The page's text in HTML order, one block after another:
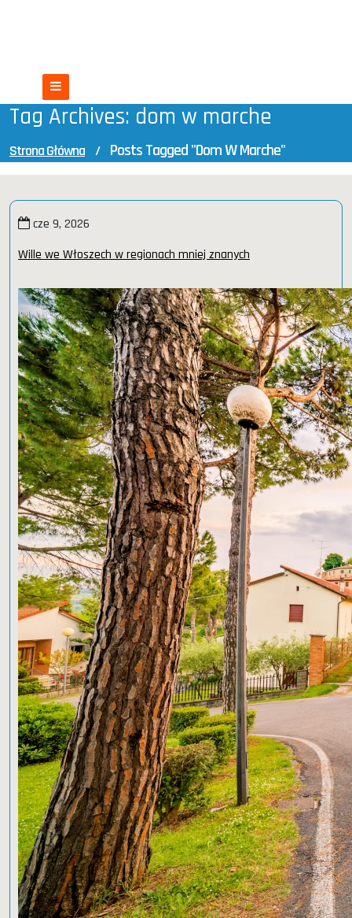
Tag Archives: dom w marche
Strona Główna / Posts Tagged "dom W Marche"
cze 9, 2026
Wille we Włoszech w regionach mniej znanych